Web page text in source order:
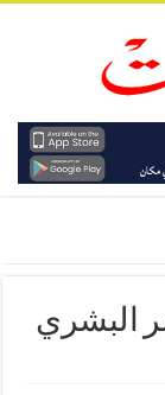
البشري